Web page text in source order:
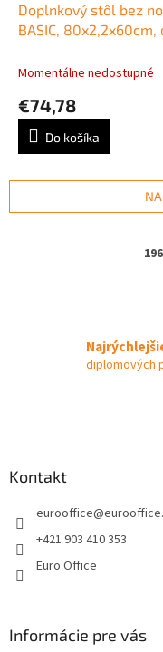
Doplnkový stôl bez
BASIC, 80x2,2x60cm,
Momentálne nedostupné
€74,78
Do košíka
diplomových
Kontakt
eurooffice@
+421 903 410 353
Euro Office
Informácie pre vás